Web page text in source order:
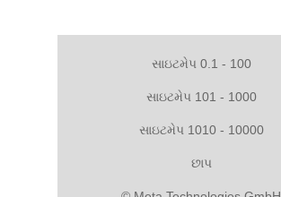
સાઇટમેપ 0.1 - 100
સાઇટમેપ 101 - 1000
સાઇટમેપ 1010 - 10000
છાપ